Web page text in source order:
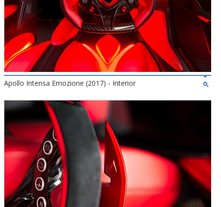
Apollo Intensa Emozione (2017) - Interior